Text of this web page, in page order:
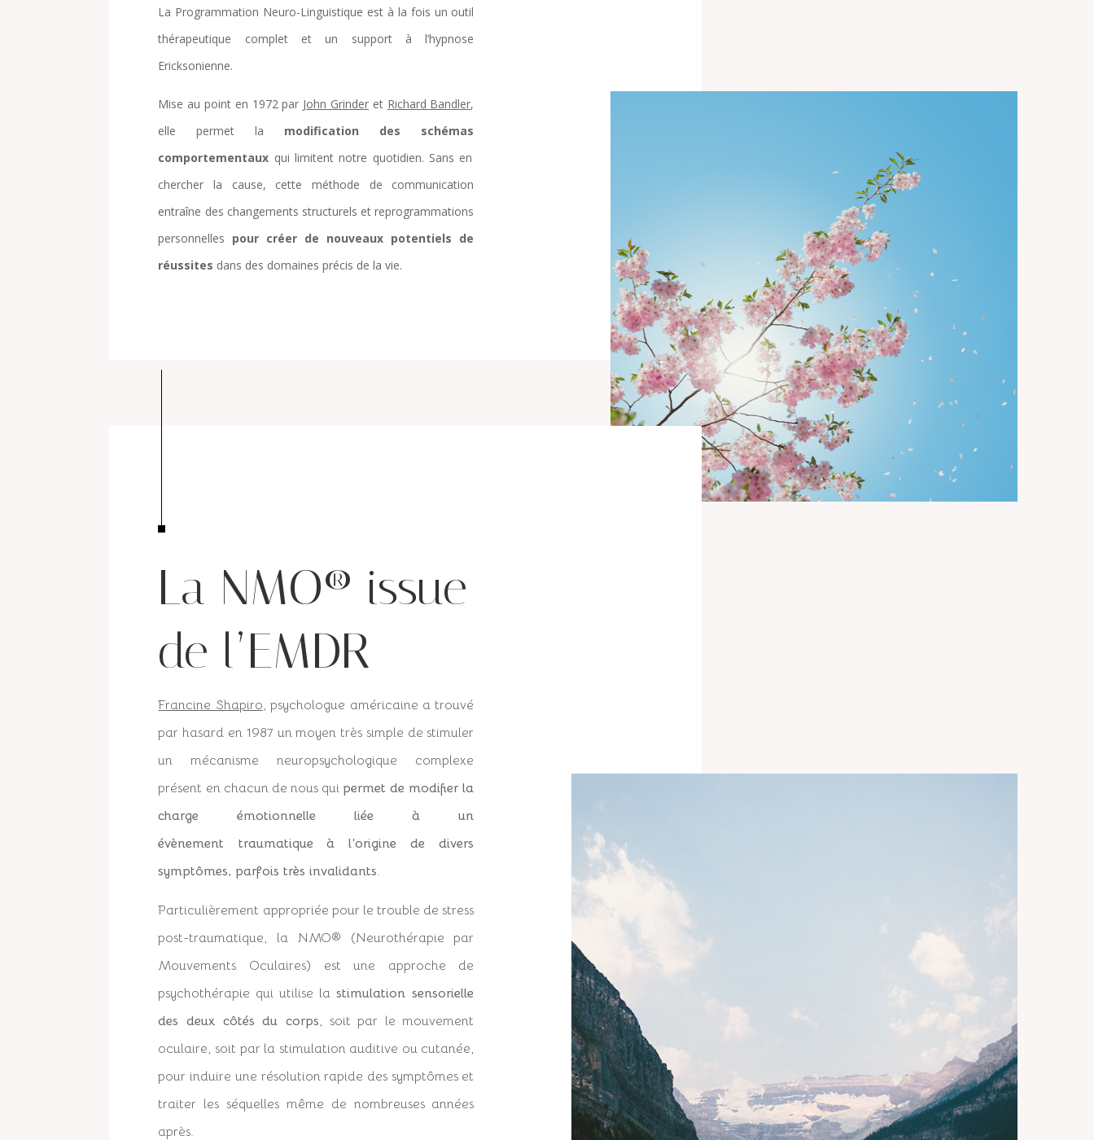
La Programmation Neuro-Linguistique est à la fois un outil
thérapeutique complet et un support à l’hypnose
Ericksonienne.
Mise au point en 1972 par John Grinder et Richard Bandler,
elle permet la modification des schémas
comportementaux qui limitent notre quotidien. Sans en
chercher la cause, cette méthode de communication
entraîne des changements structurels et reprogrammations
personnelles pour créer de nouveaux potentiels de
réussites dans des domaines précis de la vie.
La NMO® issue
de l’EMDR
Francine Shapiro, psychologue américaine a trouvé
par hasard en 1987 un moyen très simple de stimuler
un mécanisme neuropsychologique complexe
présent en chacun de nous qui permet de modifier la
charge émotionnelle liée à un
évènement traumatique
à l’origine de divers
symptômes, parfois très invalidants.
Particulièrement appropriée pour le trouble de stress
post-traumatique, la NMO® (Neurothérapie par
Mouvements Oculaires) est une approche de
psychothérapie qui utilise lastimulation sensorielle
des deux côtés du corps, soit par le mouvement
oculaire, soit par la stimulation auditive ou cutanée,
pour induire une résolution rapide des symptômes et
traiter les séquelles même de nombreuses années
après.